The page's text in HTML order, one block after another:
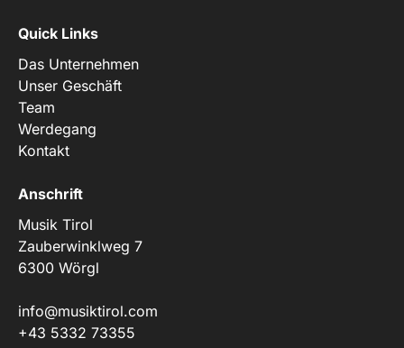
Quick Links
Das Unternehmen
Unser Geschäft
Team
Werdegang
Kontakt
Anschrift
Musik Tirol
Zauberwinklweg 7
6300 Wörgl
info@musiktirol.com
+43 5332 73355